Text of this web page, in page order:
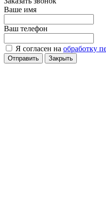
Ваше имя
Ваш телефон
Я согласен на обработку
Отправить Закрыть